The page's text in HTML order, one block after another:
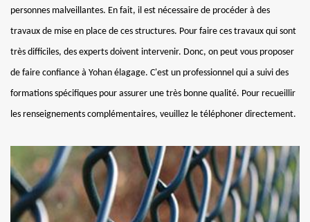
personnes malveillantes. En fait, il est nécessaire de procéder à des
travaux de mise en place de ces structures. Pour faire ces travaux qui sont
très difficiles, des experts doivent intervenir. Donc, on peut vous proposer
de faire confiance à Yohan élagage. C'est un professionnel qui a suivi des
formations spécifiques pour assurer une très bonne qualité. Pour recueillir
les renseignements complémentaires, veuillez le téléphoner directement.